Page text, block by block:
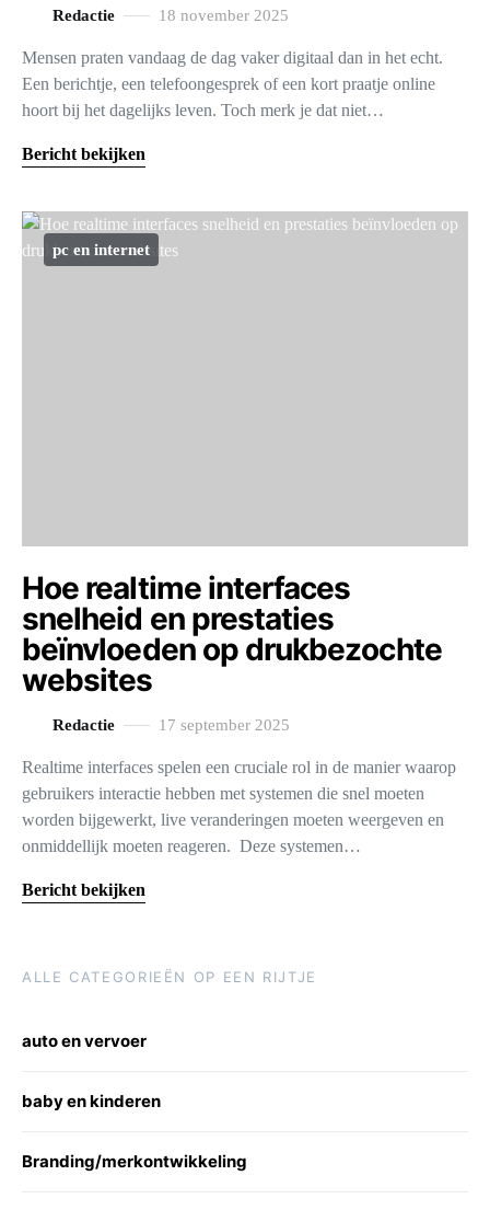
Redactie 18 november 2025
Mensen praten vandaag de dag vaker digitaal dan in het echt.
Een berichtje, een telefoongesprek of een kort praatje online
hoort bij het dagelijks leven. Toch merk je dat niet…
Bericht bekijken
pc en internet
Hoe realtime interfaces
snelheid en prestaties
beïnvloeden op drukbezochte
websites
Redactie 17 september 2025
Realtime interfaces spelen een cruciale rol in de manier waarop
gebruikers interactie hebben met systemen die snel moeten
worden bijgewerkt, live veranderingen moeten weergeven en
onmiddellijk moeten reageren. Deze systemen…
Bericht bekijken
ALLE CATEGORIEËN OP EEN RIJTJE
auto en vervoer
baby en kinderen
Branding/merkontwikkeling